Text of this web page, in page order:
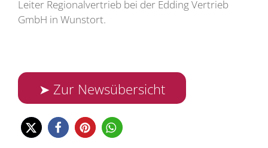
Leiter Regionalvertrieb bei der Edding Vertrieb
GmbH in Wunstort.
➤ Zur Newsübersicht